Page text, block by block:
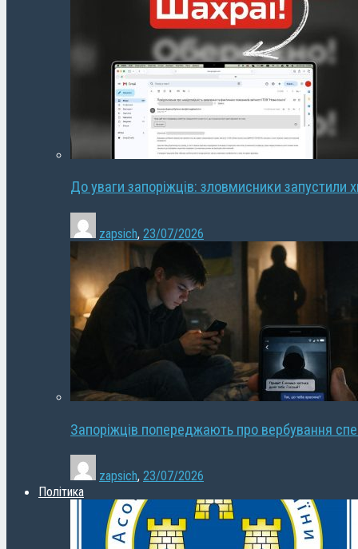
До уваги запоріжців: зловмисники запустили
zapsich, 23/07/2026
Запоріжців попереджають про вербування
zapsich, 23/07/2026
Політика